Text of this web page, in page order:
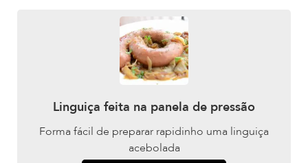
Linguiça feita na panela de pressão
Forma fácil de preparar rapidinho uma linguiça
acebolada